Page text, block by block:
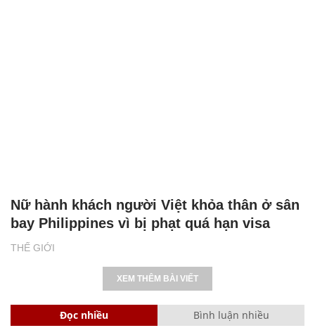
THẾ GIỚI
Nữ hành khách người Việt khỏa thân ở sân
bay Philippines vì bị phạt quá hạn visa
XEM THÊM BÀI VIẾT
Đọc nhiều Bình luận nhiều